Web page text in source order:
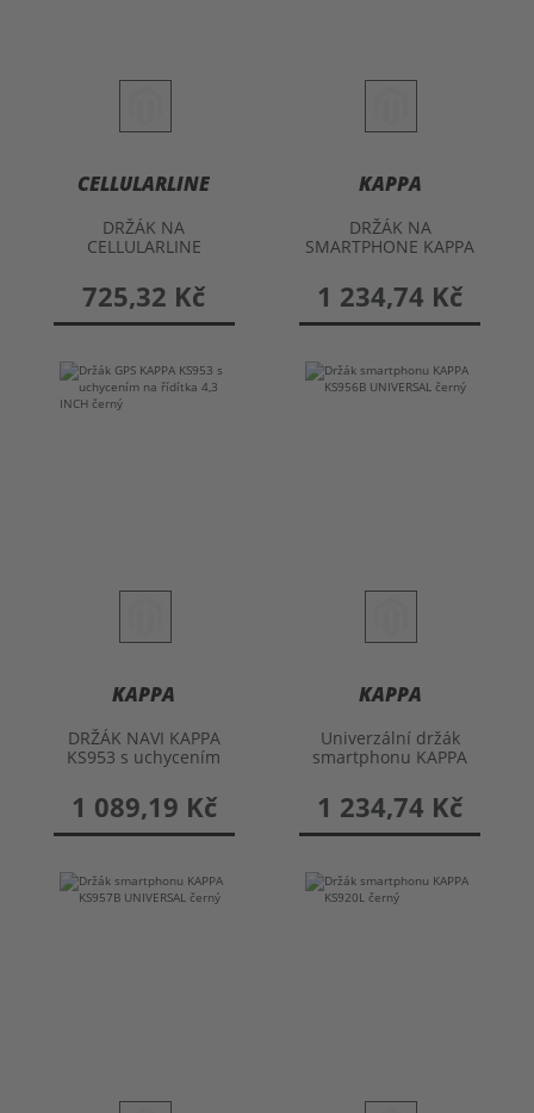
CELLULARLINE
DRŽÁK NA
CELLULARLINE
DRŽÁKEM NA
ŘÍDÍTKA
725,32 Kč
KAPPA
DRŽÁK NA
SMARTPHONE KAPPA
na řídítka
1 234,74 Kč
KAPPA
DRŽÁK NAVI KAPPA
KS953 s uchycením
1 089,19 Kč
KAPPA
Univerzální držák
smartphonu KAPPA
1 234,74 Kč